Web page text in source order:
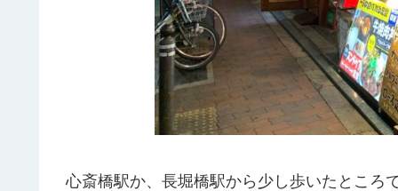
心斎橋駅か、長堀橋駅から少し歩いたところ